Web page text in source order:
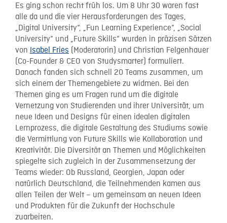
Es ging schon recht früh los. Um 8 Uhr 30 waren fast
alle da und die vier Herausforderungen des Tages,
„Digital University“, „Fun Learning Experience“, „Social
University“ und „Future Skills“ wurden in präzisen Sätzen
von Isabel Fries (Moderatorin) und Christian Felgenhauer
(Co-Founder & CEO von Studysmarter) formuliert.
Danach fanden sich schnell 20 Teams zusammen, um
sich einem der Themengebiete zu widmen. Bei den
Themen ging es um Fragen rund um die digitale
Vernetzung von Studierenden und ihrer Universität, um
neue Ideen und Designs für einen idealen digitalen
Lernprozess, die digitale Gestaltung des Studiums sowie
die Vermittlung von Future Skills wie Kollaboration und
Kreativität. Die Diversität an Themen und Möglichkeiten
spiegelte sich zugleich in der Zusammensetzung der
Teams wieder: Ob Russland, Georgien, Japan oder
natürlich Deutschland, die Teilnehmenden kamen aus
allen Teilen der Welt – um gemeinsam an neuen Ideen
und Produkten für die Zukunft der Hochschule
zuarbeiten.